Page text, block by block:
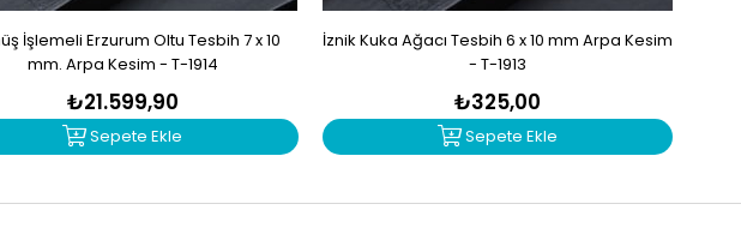
İşlemeli Erzurum Oltu Tesbih 7 x 10
mm. Arpa Kesim - T-1914
₺21.599,90
Sepete Ekle
İznik Kuka Ağacı Tesbih 6 x 10 mm Arpa Kesim
- T-1913
₺325,00
Sepete Ekle